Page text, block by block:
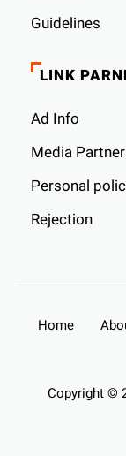
Guidelines
LINK
Ad Info
Media
Personal
Rejection
Home
Copyright ©